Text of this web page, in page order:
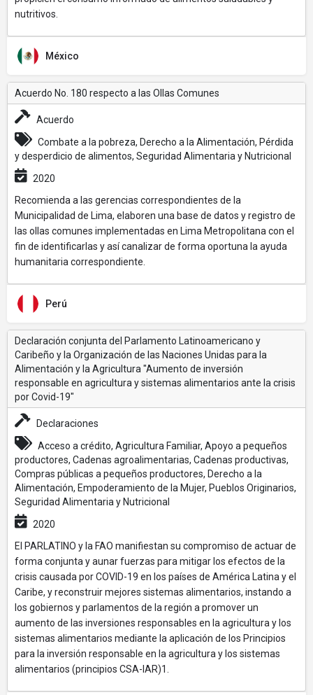
nutritivos.
México
Acuerdo No. 180 respecto a las Ollas Comunes
Acuerdo
Combate a la pobreza, Derecho a la Alimentación, Pérdida
y desperdicio de alimentos, Seguridad Alimentaria y Nutricional
2020
Recomienda a las gerencias correspondientes de la
Municipalidad de Lima, elaboren una base de datos y registro de
las ollas comunes implementadas en Lima Metropolitana con el
fin de identificarlas y así canalizar de forma oportuna la ayuda
humanitaria correspondiente.
Perú
Declaración conjunta del Parlamento Latinoamericano y
Caribeño y la Organización de las Naciones Unidas para la
Alimentación y la Agricultura "Aumento de inversión
responsable en agricultura y sistemas alimentarios ante la crisis
por Covid-19"
Declaraciones
Acceso a crédito, Agricultura Familiar, Apoyo a pequeños
productores, Cadenas agroalimentarias, Cadenas productivas,
Compras públicas a pequeños productores, Derecho a la
Alimentación, Empoderamiento de la Mujer, Pueblos Originarios,
Seguridad Alimentaria y Nutricional
2020
El PARLATINO y la FAO manifiestan su compromiso de actuar de
forma conjunta y aunar fuerzas para mitigar los efectos de la
crisis causada por COVID-19 en los países de América Latina y el
Caribe, y reconstruir mejores sistemas alimentarios, instando a
los gobiernos y parlamentos de la región a promover un
aumento de las inversiones responsables en la agricultura y los
sistemas alimentarios mediante la aplicación de los Principios
para la inversión responsable en la agricultura y los sistemas
alimentarios (principios CSA-IAR)1.